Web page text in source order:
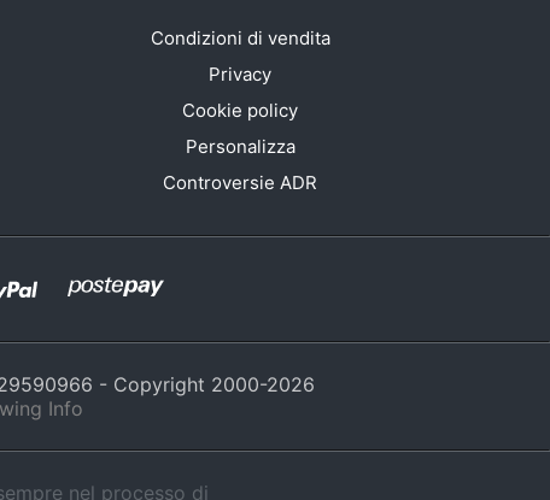
Condizioni di vendita
Privacy
Cookie policy
Personalizza
Controversie ADR
- Copyright 2000-2026
Info
nel processo di